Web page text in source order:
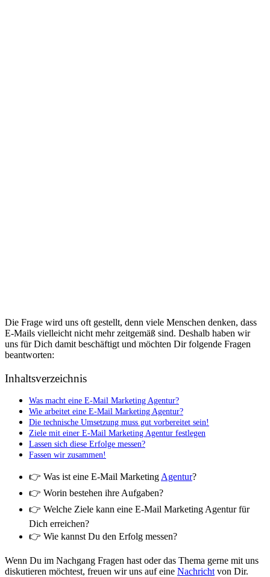
Die Frage wird uns oft gestellt, denn viele Menschen denken, dass
E-Mails vielleicht nicht mehr zeitgemäß sind. Deshalb haben wir
uns für Dich damit beschäftigt und möchten Dir folgende Fragen
beantworten:
Inhaltsverzeichnis
Was macht eine E-Mail Marketing Agentur?
Wie arbeitet eine E-Mail Marketing Agentur?
Die technische Umsetzung muss gut vorbereitet sein!
Ziele mit einer E-Mail Marketing Agentur festlegen
Lassen sich diese Erfolge messen?
Fassen wir zusammen!
👉 Was ist eine E-Mail Marketing Agentur?
👉 Worin bestehen ihre Aufgaben?
👉 Welche Ziele kann eine E-Mail Marketing Agentur für
Dich erreichen?
👉 Wie kannst Du den Erfolg messen?
Wenn Du im Nachgang Fragen hast oder das Thema gerne mit uns
diskutieren möchtest, freuen wir uns auf eine Nachricht von Dir.